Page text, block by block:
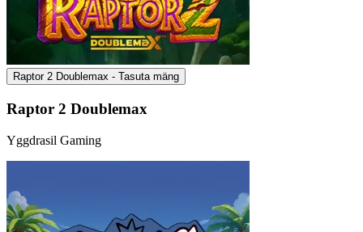
Raptor 2 Doublemax - Tasuta mäng
Raptor 2 Doublemax
Yggdrasil Gaming